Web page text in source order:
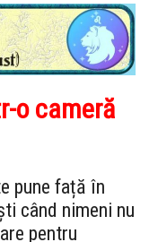
o cameră
pune față în
când nimeni nu
pentru